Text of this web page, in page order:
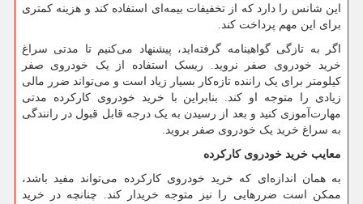
این شانس را دارد که از تخفیفات بیمه‌ای استفاده کند و هزینه کمتری
برای این مهم پرداخت کند.
اگر به تازگی گواهینامه گرفته‌اید، پیشنهاد می‌کنیم تا مدتی سراغ
خرید خودروی صفر نروید. ریسک استفاده از یک خودروی صفر
کیلومتر برای یک راننده تازه‌کار بسیار زیاد است و می‌تواند ضرر مالی
زیادی را متوجه او کند. بنابراین با خرید خودروی کارکرده مدتی
مهارت‌آموزی کنید و بعد از رسیدن به یک درجه قابل قبول در رانندگی
به سراغ خرید یک خودروی صفر بروید.
معایب خرید خودروی کارکرده
به همان اندازه‌ای که خرید خودروی کارکرده می‌تواند مفید باشد،
ممکن است ضررهایی را نیز متوجه خریدار کند. چنانچه در خرید